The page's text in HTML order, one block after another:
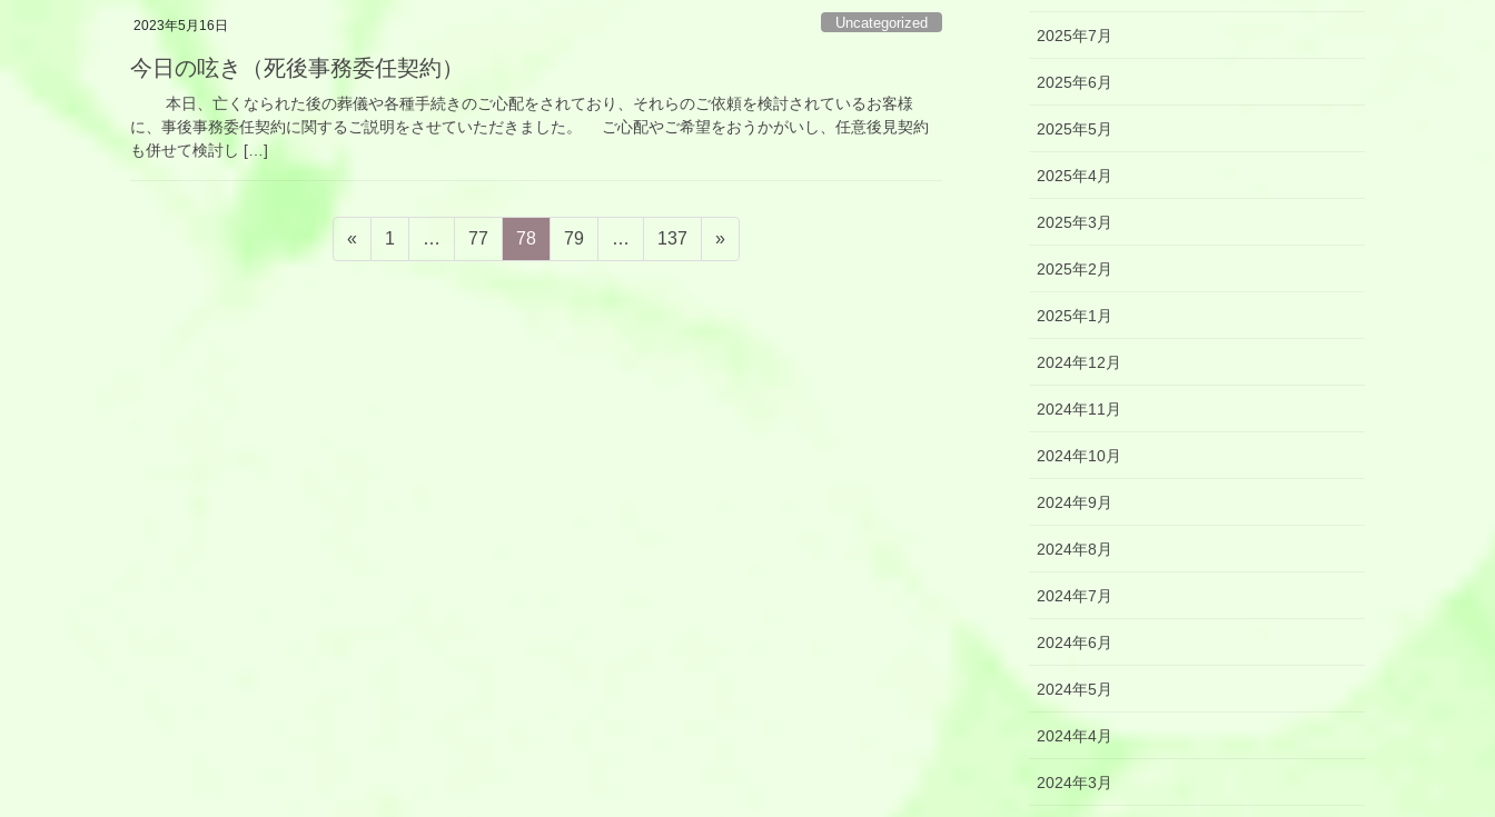
2023年5月16日 Uncategorized
今日の呟き（死後事務委任契約）
本日、亡くなられた後の葬儀や各種手続きのご心配をされており、それらのご依頼を検討されているお客様
に、事後事務委任契約に関するご説明をさせていただきました。 ご心配やご希望をおうかがいし、任意後見契約
も併せて検討し […]
«
固
定
1 …
固
定
77
固
定
78
固
定
79 …
固
定
137 »
2025年7月
2025年6月
2025年5月
2025年4月
2025年3月
2025年2月
2025年1月
2024年12月
2024年11月
2024年10月
2024年9月
2024年8月
2024年7月
2024年6月
2024年5月
2024年4月
2024年3月